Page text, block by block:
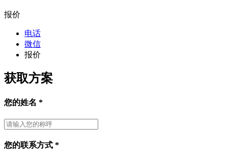
报价
电话
微信
报价
获取方案
您的姓名 *
您的联系方式 *